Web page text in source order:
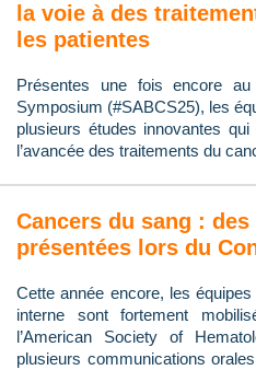
la voie à des
les patientes
Présentes une fois encore
Symposium (#SABCS25), les
plusieurs études innovantes
l’avancée des traitements du
Cancers du sang :
présentées lors du
Cette année encore, les
interne sont fortement
l’American Society of
plusieurs communications